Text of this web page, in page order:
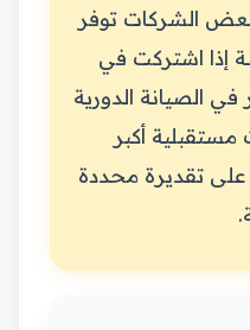
بعض الشركات توفر
إذا اشتركت في
الصيانة الدورية
أكبر
على تقديرة محددة